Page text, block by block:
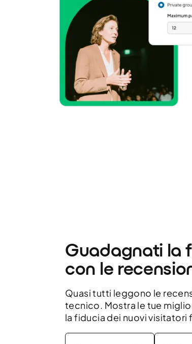
Guadagnati la
con le
Quasi tutti leggono le
tecnico. Mostra le tue
la fiducia dei nuovi visitatori